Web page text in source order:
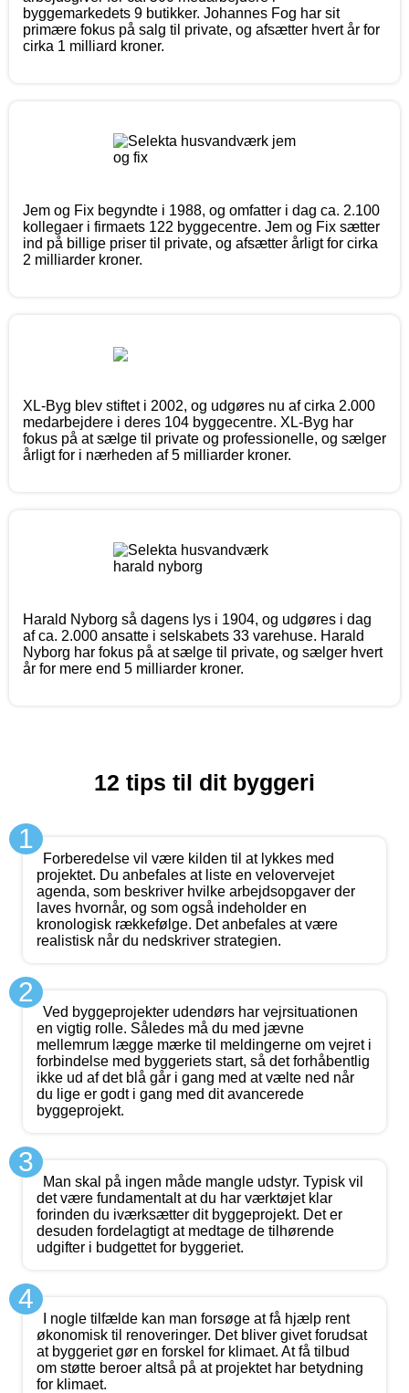
byggemarkedets 9 butikker. Johannes Fog har sit
primære fokus på salg til private, og afsætter hvert år for
cirka 1 milliard kroner.
Jem og Fix begyndte i 1988, og omfatter i dag ca. 2.100
kollegaer i firmaets 122 byggecentre. Jem og Fix sætter
ind på billige priser til private, og afsætter årligt for cirka
2 milliarder kroner.
XL-Byg blev stiftet i 2002, og udgøres nu af cirka 2.000
medarbejdere i deres 104 byggecentre. XL-Byg har
fokus på at sælge til private og professionelle, og sælger
årligt for i nærheden af 5 milliarder kroner.
Harald Nyborg så dagens lys i 1904, og udgøres i dag
af ca. 2.000 ansatte i selskabets 33 varehuse. Harald
Nyborg har fokus på at sælge til private, og sælger hvert
år for mere end 5 milliarder kroner.
12 tips til dit byggeri
1
Forberedelse vil være kilden til at lykkes med
projektet. Du anbefales at liste en velovervejet
agenda, som beskriver hvilke arbejdsopgaver der
laves hvornår, og som også indeholder en
kronologisk rækkefølge. Det anbefales at være
realistisk når du nedskriver strategien.
2
Ved byggeprojekter udendørs har vejrsituationen
en vigtig rolle. Således må du med jævne
mellemrum lægge mærke til meldingerne om vejret i
forbindelse med byggeriets start, så det forhåbentlig
ikke ud af det blå går i gang med at vælte ned når
du lige er godt i gang med dit avancerede
byggeprojekt.
3
Man skal på ingen måde mangle udstyr. Typisk vil
det være fundamentalt at du har værktøjet klar
forinden du iværksætter dit byggeprojekt. Det er
desuden fordelagtigt at medtage de tilhørende
udgifter i budgettet for byggeriet.
4
I nogle tilfælde kan man forsøge at få hjælp rent
økonomisk til renoveringer. Det bliver givet forudsat
at byggeriet gør en forskel for klimaet. At få tilbud
om støtte beroer altså på at projektet har betydning
for klimaet.